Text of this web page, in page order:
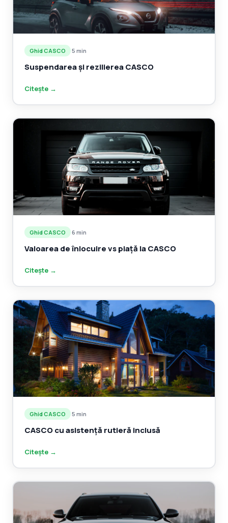
Ghid CASCO ·5 min
Suspendarea și rezilierea CASCO
Citește →
Ghid CASCO ·6 min
Valoarea de înlocuire vs piață la CASCO
Citește →
Ghid CASCO ·5 min
CASCO cu asistență rutieră inclusă
Citește →